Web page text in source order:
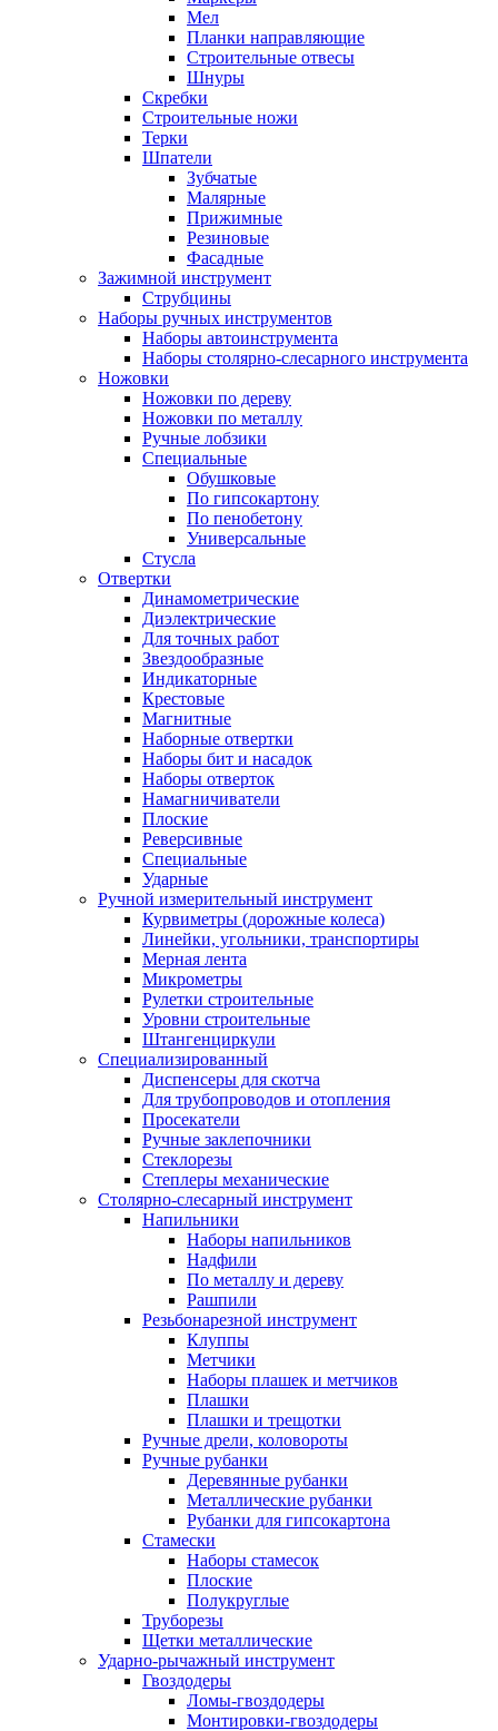
Мел
Планки направляющие
Строительные отвесы
Шнуры
Скребки
Строительные ножи
Терки
Шпатели
Зубчатые
Малярные
Прижимные
Резиновые
Фасадные
Зажимной инструмент
Струбцины
Наборы ручных инструментов
Наборы автоинструмента
Наборы столярно-слесарного инструмента
Ножовки
Ножовки по дереву
Ножовки по металлу
Ручные лобзики
Специальные
Обушковые
По гипсокартону
По пенобетону
Универсальные
Стусла
Отвертки
Динамометрические
Диэлектрические
Для точных работ
Звездообразные
Индикаторные
Крестовые
Магнитные
Наборные отвертки
Наборы бит и насадок
Наборы отверток
Намагничиватели
Плоские
Реверсивные
Специальные
Ударные
Ручной измерительный инструмент
Курвиметры (дорожные колеса)
Линейки, угольники, транспортиры
Мерная лента
Микрометры
Рулетки строительные
Уровни строительные
Штангенциркули
Специализированный
Диспенсеры для скотча
Для трубопроводов и отопления
Просекатели
Ручные заклепочники
Стеклорезы
Степлеры механические
Столярно-слесарный инструмент
Напильники
Наборы напильников
Надфили
По металлу и дереву
Рашпили
Резьбонарезной инструмент
Клуппы
Метчики
Наборы плашек и метчиков
Плашки
Плашки и трещотки
Ручные дрели, коловороты
Ручные рубанки
Деревянные рубанки
Металлические рубанки
Рубанки для гипсокартона
Стамески
Наборы стамесок
Плоские
Полукруглые
Труборезы
Щетки металлические
Ударно-рычажный инструмент
Гвоздодеры
Ломы-гвоздодеры
Монтировки-гвоздодеры